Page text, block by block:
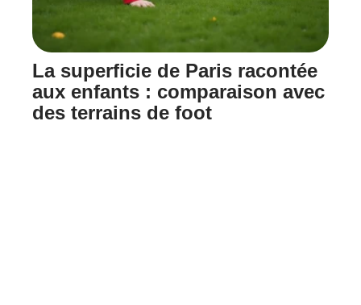
La superficie de Paris racontée
aux enfants : comparaison avec
des terrains de foot